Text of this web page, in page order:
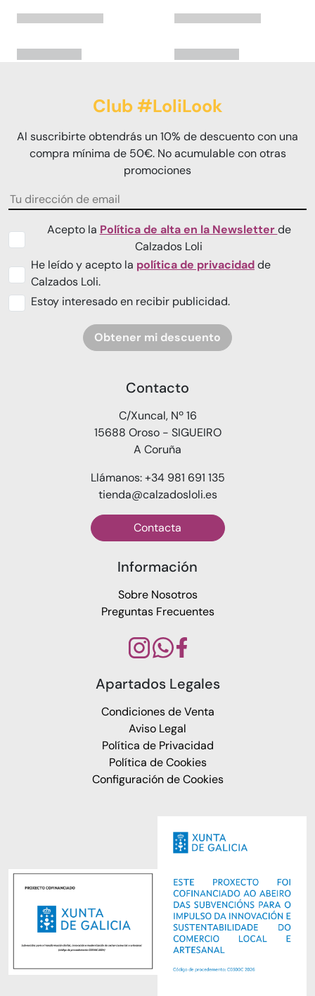
Club #LoliLook
Al suscribirte obtendrás un 10% de descuento con una
compra mínima de 50€. No acumulable con otras
promociones
Acepto la Política de alta en la Newsletterde
Calzados Loli
He leído y acepto la política de privacidadde
Calzados Loli.
Estoy interesado en recibir publicidad.
Obtener mi descuento
Contacto
C/Xuncal, Nº 16
15688 Oroso - SIGUEIRO
A Coruña
Llámanos: +34 981 691 135
tienda@calzadosloli.es
Contacta
Información
Sobre Nosotros
Preguntas Frecuentes
Apartados Legales
Condiciones de Venta
Aviso Legal
Política de Privacidad
Política de Cookies
Configuración de Cookies